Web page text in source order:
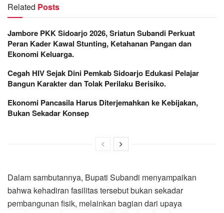
Related Posts
Jambore PKK Sidoarjo 2026, Sriatun Subandi Perkuat
Peran Kader Kawal Stunting, Ketahanan Pangan dan
Ekonomi Keluarga.
Cegah HIV Sejak Dini Pemkab Sidoarjo Edukasi Pelajar
Bangun Karakter dan Tolak Perilaku Berisiko.
Ekonomi Pancasila Harus Diterjemahkan ke Kebijakan,
Bukan Sekadar Konsep
Dalam sambutannya, Bupati Subandi menyampaikan
bahwa kehadiran fasilitas tersebut bukan sekadar
pembangunan fisik, melainkan bagian dari upaya